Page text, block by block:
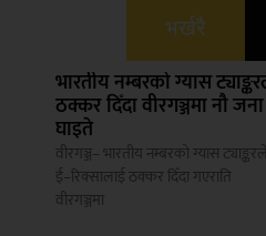
भर्खरै
भारतीय नम्बरको ग्यास
ठक्कर दिँदा वीरगञ्जमा नौ जना
घाइते
वीरगञ्ज– भारतीय नम्बरको ग्यास ट्याङ्करले
ई–रिक्सालाई ठक्कर दिँदा गएराति
वीरगञ्जमा